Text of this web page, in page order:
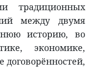
традиционных
между двумя
историю, во
экономике,
договорённостей,